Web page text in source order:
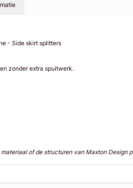
- Side skirt splitters
zonder extra spuitwerk.
materiaal of de structuren van Maxton Design